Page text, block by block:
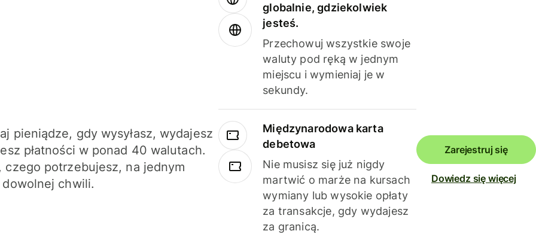
pieniądze, gdy wysyłasz, wydajesz
płatności w ponad 40 walutach.
czego potrzebujesz, na jednym
chwili.
globalnie, gdziekolwiek
jesteś.
Przechowuj wszystkie swoje
waluty pod ręką w jednym
miejscu i wymieniaj je w
sekundy.
Międzynarodowa karta
debetowa
Nie musisz się już nigdy
martwić o marże na kursach
wymiany lub wysokie opłaty
za transakcje, gdy wydajesz
za granicą.
Zarejestruj się
Dowiedz się więcej